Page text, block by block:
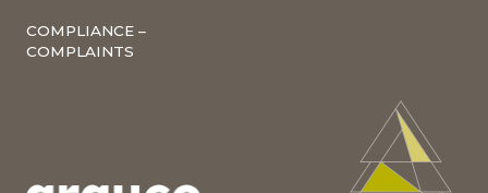
COMPLIANCE –
COMPLAINTS